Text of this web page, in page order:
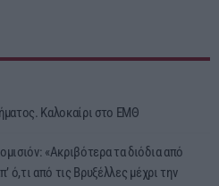
Καλοκαίρι στο ΕΜΘ
«Ακριβότερα τα διόδια από
ό,τι από τις Βρυξέλλες μέχρι την